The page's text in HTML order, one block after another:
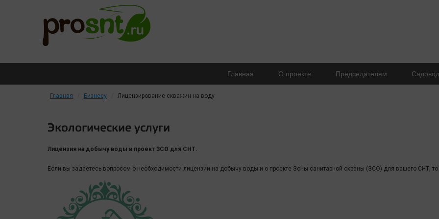
Главная О проекте Председателям
Главная Бизнесу Лицензирование скважин на воду
Экологические услуги
Лицензия на добычу воды и проект ЗСО для СНТ.
Если вы задаетесь вопросом о необходимости лицензии на добычу воды и о проекте Зоны санитарной охраны (ЗСО) для вашего СНТ,